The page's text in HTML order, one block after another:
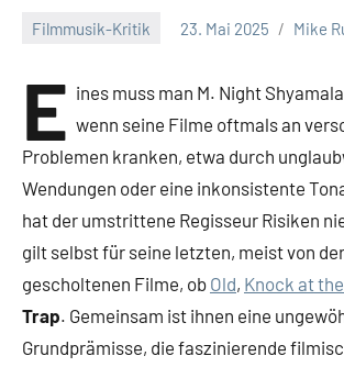
Filmmusik-Kritik 23. Mai 2025 Mike
E ines muss man M. Night
wenn seine Filme oftmals an
Problemen kranken, etwa durch
Wendungen oder eine inkonsistente
hat der umstrittene Regisseur Risiken
gilt selbst für seine letzten, meist von
gescholtenen Filme, ob Old, Knock at
Trap. Gemeinsam ist ihnen eine
Grundprämisse, die faszinierende